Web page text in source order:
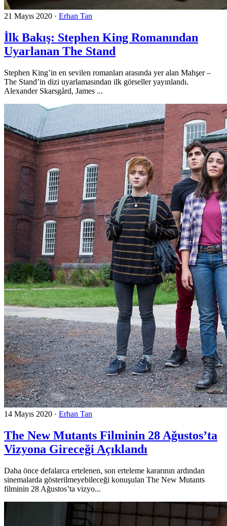
21 Mayıs 2020 · Erhan Tan
İlk Bakış: Stephen King Romanından
Uyarlanan The Stand
Stephen King’in en sevilen romanları arasında yer alan Mahşer –
The Stand’in dizi uyarlamasından ilk görseller yayınlandı.
Alexander Skarsgård, James ...
14 Mayıs 2020 · Erhan Tan
The New Mutants Filminin 28 Ağustos’ta
Vizyona Gireceği Açıklandı
Daha önce defalarca ertelenen, son erteleme kararının ardından
sinemalarda gösterilmeyebileceği konuşulan The New Mutants
filminin 28 Ağustos’ta vizyo...